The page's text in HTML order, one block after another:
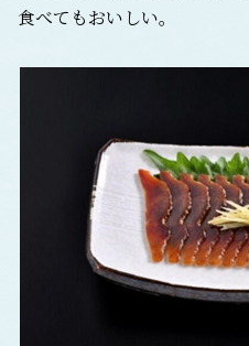
食べてもおいしい。